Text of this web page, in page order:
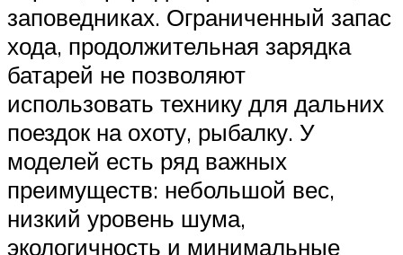
заповедниках. Ограниченный запас
хода, продолжительная зарядка
батарей не позволяют
использовать технику для дальних
поездок на охоту, рыбалку. У
моделей есть ряд важных
преимуществ: небольшой вес,
низкий уровень шума,
экологичность и минимальные